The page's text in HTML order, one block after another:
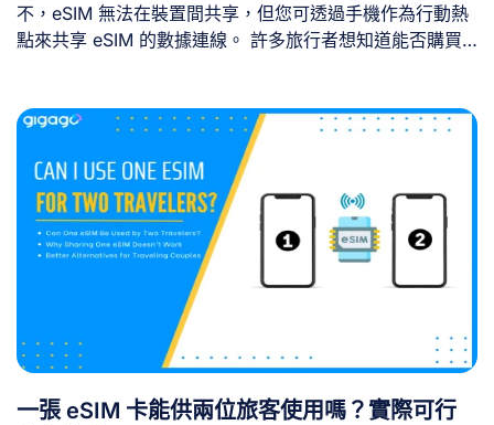
不，eSIM 無法在裝置間共享，但您可透過手機作為行動熱
點來共享 eSIM 的數據連線。 許多旅行者想知道能否購買
討。 在嘗試共享 eSIM 之前，務必先理解其運作原理、可
行與不可行的範圍。 一、eSIM 能否在裝置間共享？ 否，
eSIM 設定檔無法像實體 SIM 卡那樣在裝置間轉移或共享。
[...]
一張 eSIM 卡能供兩位旅客使用嗎？實際可行